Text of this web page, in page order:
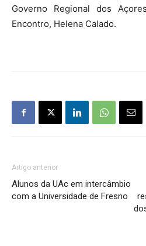
Governo Regional dos
Encontro, Helena Calado.
Artigo anterior
Alunos da UAc em intercâmbio
com a Universidade de Fresno